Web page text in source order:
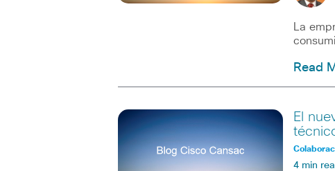
La
Read
El
4 min